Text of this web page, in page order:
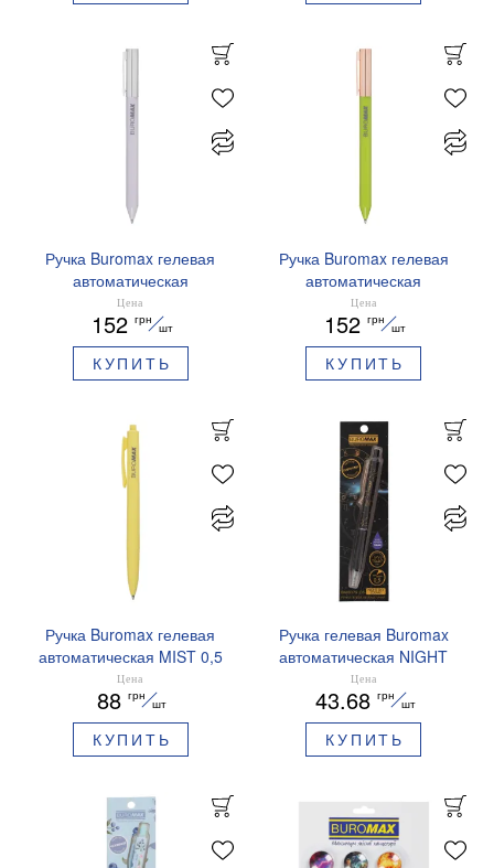
Ручка Buromax гелевая
автоматическая
PRESTIGE SILVER 0,5 мм
синие чернила BM.83102
Цена
152 грн
шт
КУПИТЬ
Ручка Buromax гелевая
автоматическая
PRESTIGE GOLD 0,5 мм
синие чернила BM.83101
Цена
152 грн
шт
КУПИТЬ
Ручка Buromax гелевая
автоматическая MIST 0,5
мм синие чернила
BM.83103
Цена
88 грн
шт
КУПИТЬ
Ручка гелевая Buromax
автоматическая NIGHT
SKY ZODIAC 0.5 мм
ароматизированный грипп
синие чернила BM.8379-
01
Цена
43.68 грн
шт
КУПИТЬ